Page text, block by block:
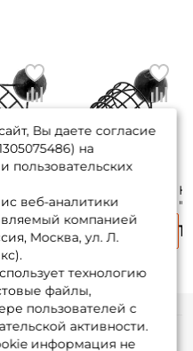
С
МАЛАЯ
Пуля Классика С
ЖЕСТКИМ
ОТВОДОМ
135 ₽
Вы даете согласие
на
пользовательских
веб-аналитики
компанией
Москва, ул. Л.
технологию
файлы,
пользователей с
активности.
информация не